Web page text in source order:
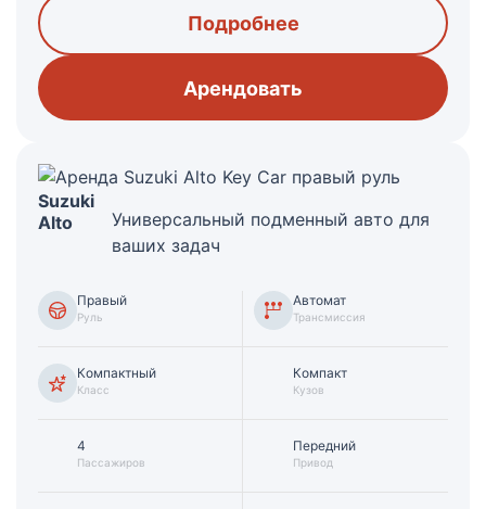
Подробнее
Арендовать
Suzuki
Alto
Универсальный подменный авто для
ваших задач
Правый
Руль
Компактный
Класс
Автомат
Трансмиссия
Компакт
Кузов
4
Пассажиров
Передний
Привод